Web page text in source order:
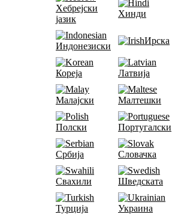
Хебрејски
јазик
Хинди
Индонезиски
Ирска
Кореја Латвија
Малајски Малтешки
Полски Португалски
Србија Словачка
Свахили Шведската
Турција Украина